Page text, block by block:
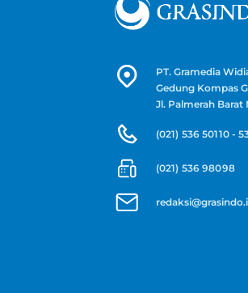
PT. Gramedia
Gedung Kompas
Jl. Palmerah Barat
(021) 536 50110 -
(021) 536 98098